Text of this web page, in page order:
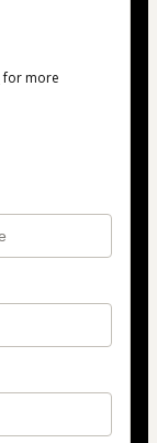
for more